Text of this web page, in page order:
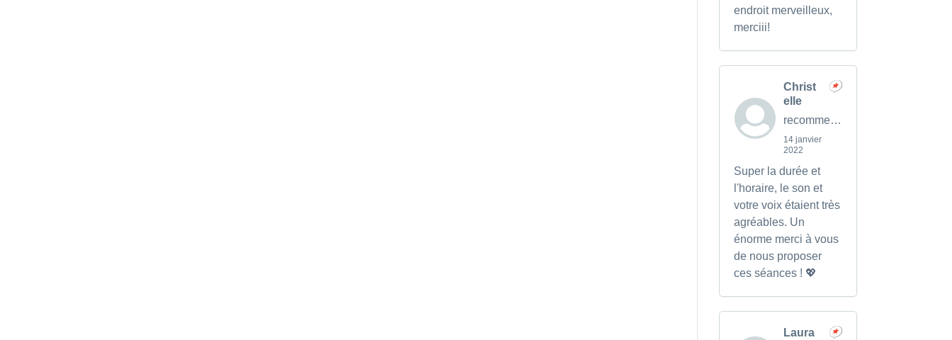
endroit merveilleux,
merciii!
Christ
elle
recommends
14 janvier
2022
Super la durée et
l'horaire, le son et
votre voix étaient très
agréables. Un
énorme merci à vous
de nous proposer
ces séances ! 💖
Laura